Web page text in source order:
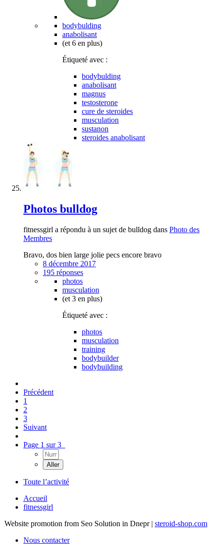
bodybulding
anabolisant
(et 6 en plus)
Étiqueté avec :
bodybulding
anabolisant
magnus
testosterone
cure de steroides
musculation
sustanon
steroides anabolisant
Photos bulldog
fitnessgirl a répondu à un sujet de bulldog dans Photo des
Membres
Bravo, dos bien large jolie pecs encore bravo
8 décembre 2017
195 réponses
photos
musculation
(et 3 en plus)
Étiqueté avec :
photos
musculation
training
bodybuilder
bodybuilding
Précédent
1
2
3
Suivant
Page 1 sur 3
Toute l’activité
Accueil
fitnessgirl
Website promotion from Seo Solution in Dnepr | steroid-shop.com
Nous contacter